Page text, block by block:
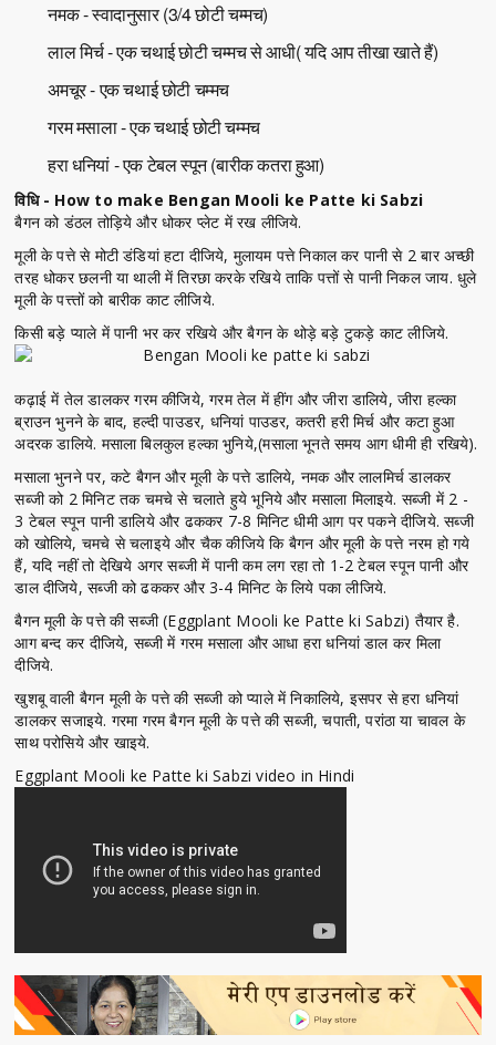
नमक - स्वादानुसार (3/4 छोटी चम्मच)
लाल मिर्च - एक चथाई छोटी चम्मच से आधी( यदि आप तीखा खाते हैं)
अमचूर - एक चथाई छोटी चम्मच
गरम मसाला - एक चथाई छोटी चम्मच
हरा धनियां - एक टेबल स्पून (बारीक कतरा हुआ)
विधि - How to make Bengan Mooli ke Patte ki Sabzi
बैगन को डंठल तोड़िये और धोकर प्लेट में रख लीजिये.
मूली के पत्ते से मोटी डंडियां हटा दीजिये, मुलायम पत्ते निकाल कर पानी से 2 बार अच्छी
तरह धोकर छलनी या थाली में तिरछा करके रखिये ताकि पत्तों से पानी निकल जाय. धुले
मूली के पत्त्तों को बारीक काट लीजिये.
किसी बड़े प्याले में पानी भर कर रखिये और बैगन के थोड़े बड़े टुकड़े काट लीजिये.
कढ़ाई में तेल डालकर गरम कीजिये, गरम तेल में हींग और जीरा डालिये, जीरा हल्का
ब्राउन भुनने के बाद, हल्दी पाउडर, धनियां पाउडर, कतरी हरी मिर्च और कटा हुआ
अदरक डालिये. मसाला बिलकुल हल्का भुनिये,(मसाला भूनते समय आग धीमी ही रखिये).
मसाला भुनने पर, कटे बैगन और मूली के पत्ते डालिये, नमक और लालमिर्च डालकर
सब्जी को 2 मिनिट तक चमचे से चलाते हुये भूनिये और मसाला मिलाइये. सब्जी में 2 -
3 टेबल स्पून पानी डालिये और ढककर 7-8 मिनिट धीमी आग पर पकने दीजिये. सब्जी
को खोलिये, चमचे से चलाइये और चैक कीजिये कि बैगन और मूली के पत्ते नरम हो गये
हैं, यदि नहीं तो देखिये अगर सब्जी में पानी कम लग रहा तो 1-2 टेबल स्पून पानी और
डाल दीजिये, सब्जी को ढककर और 3-4 मिनिट के लिये पका लीजिये.
बैगन मूली के पत्ते की सब्जी (Eggplant Mooli ke Patte ki Sabzi) तैयार है.
आग बन्द कर दीजिये, सब्जी में गरम मसाला और आधा हरा धनियां डाल कर मिला
दीजिये.
खुशबू वाली बैगन मूली के पत्ते की सब्जी को प्याले में निकालिये, इसपर से हरा धनियां
डालकर सजाइये. गरमा गरम बैगन मूली के पत्ते की सब्जी, चपाती, परांठा या चावल के
साथ परोसिये और खाइये.
Eggplant Mooli ke Patte ki Sabzi video in Hindi